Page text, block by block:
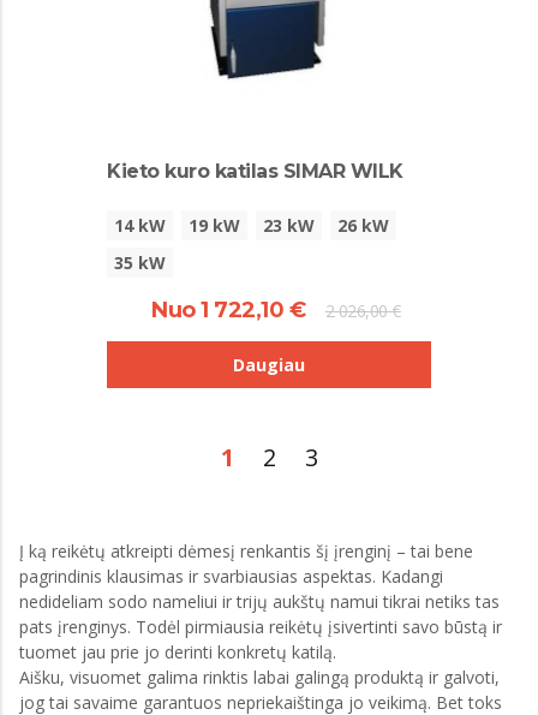
Kieto kuro katilas SIMAR WILK
14 kW 19 kW 23 kW
26 kW
35 kW
Nuo 1 722,10 € 2 026,00 €
Daugiau
1 2 3
Į ką reikėtų atkreipti dėmesį renkantis šį įrenginį – tai bene
pagrindinis klausimas ir svarbiausias aspektas. Kadangi
nedideliam sodo nameliui ir trijų aukštų namui tikrai netiks tas
pats įrenginys. Todėl pirmiausia reikėtų įsivertinti savo būstą ir
tuomet jau prie jo derinti konkretų katilą.
Aišku, visuomet galima rinktis labai galingą produktą ir galvoti,
jog tai savaime garantuos nepriekaištinga jo veikimą. Bet toks